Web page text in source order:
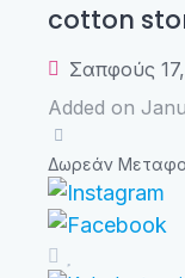
cotton
Σαπφούς
Added on
Δωρεάν